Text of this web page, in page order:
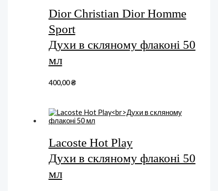
Dior Christian Dior Homme
Sport
Духи в скляному флаконі 50
мл
400,00₴
Lacoste Hot Play
Духи в скляному флаконі 50
мл